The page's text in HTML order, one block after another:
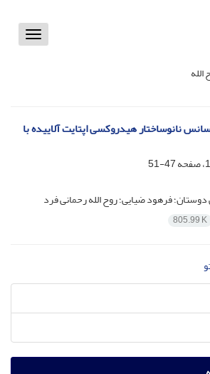
Toggle
نانوساختار هیدروکسی ‌اپتایت آلاییده با
47-51
فرهود ضیایی؛ روح الله رحمانی فرد
805.99 K